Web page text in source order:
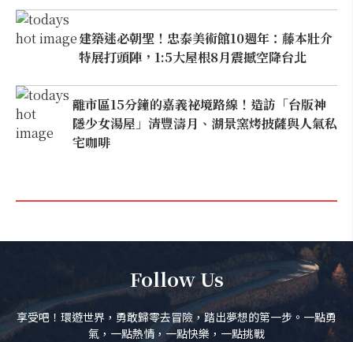
建築迷必朝聖！忠泰美術館10週年：藤本壯介
特展打頭陣，1:5大屋根8月震撼空降台北
離市區15分鐘的嘉義祕境路線！造訪「台版神
隱少女湯屋」清豐濤月、湖景窯烤披薩與人氣私
宅咖啡
Follow Us
享受吧！環遊世界，勇敢歸零去冒險，踏出夢想的第一步。一點勇
氣，一點熱情，一點快樂，一點挑戰